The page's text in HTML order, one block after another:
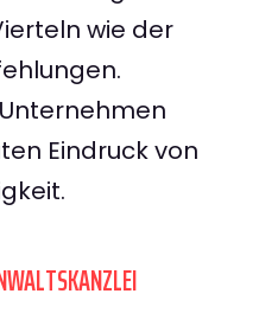
wie der
Eindruck von